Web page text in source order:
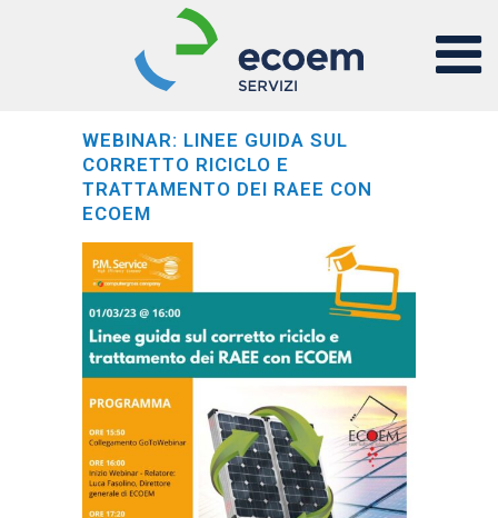
WEBINAR: LINEE GUIDA SUL
CORRETTO RICICLO E
TRATTAMENTO DEI RAEE CON
ECOEM